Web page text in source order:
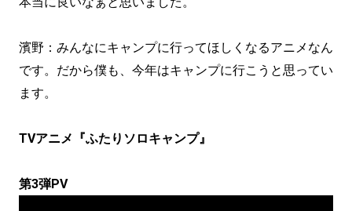
濱野：みんなにキャンプに行ってほしくなるアニメなん
です。だから僕も、今年はキャンプに行こうと思ってい
ます。
TVアニメ『ふたりソロキャンプ』
第3弾PV